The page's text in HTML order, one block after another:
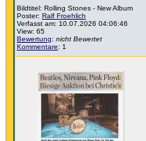
Bildtitel: Rolling Stones - New Album
Poster: Ralf Froehlich
Verfasst am: 10.07.2026 04:06:46
View: 65
Bewertung: nicht Bewertet
Kommentare: 1